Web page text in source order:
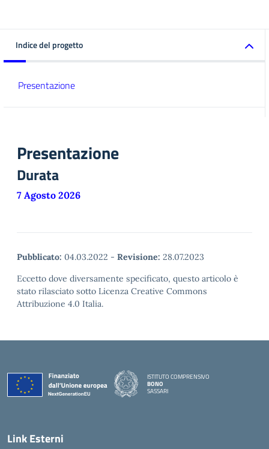
Indice del progetto
Presentazione
Presentazione
Durata
7 Agosto 2026
Pubblicato: 04.03.2022 - Revisione: 28.07.2023
Eccetto dove diversamente specificato, questo articolo è
stato rilasciato sotto Licenza Creative Commons
Attribuzione 4.0 Italia.
ISTITUTO COMPRENSIVO
BONO
SASSARI
Link Esterni